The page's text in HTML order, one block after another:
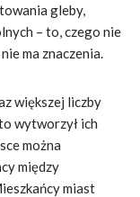
gleby,
– to, czego nie
ma znaczenia.
większej liczby
wytworzył ich
można
między
miast